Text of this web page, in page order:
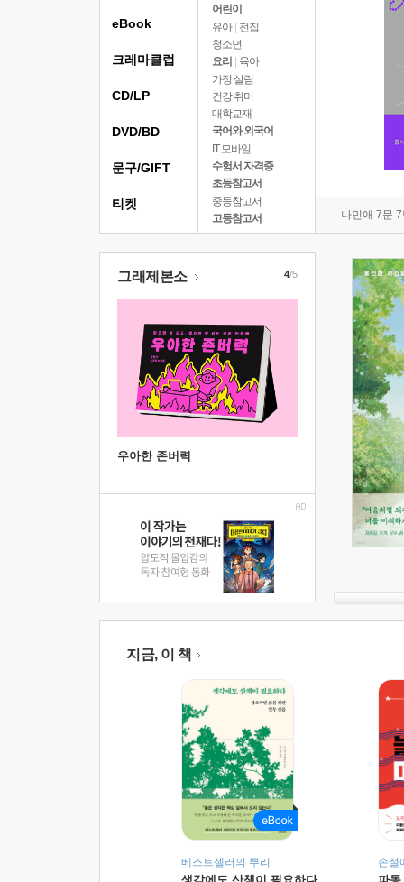
어린이
유아 | 전집
청소년
요리
육아
가정 살림
건강 취미
대학교재
국어와 외국어
IT 모바일
수험서 자격증
초등참고서
중등참고서
고등참고서
나민애 7문
eBook
크레마클럽
CD/LP
DVD/BD
문구/GIFT
티켓
그래제본소
우아한 존버력
4/5
지금, 이 책
베스트셀러의 뿌리 손절